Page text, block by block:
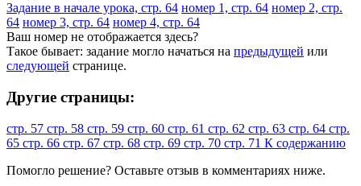
Задание в начале урока, стр. 64 номер 1, стр. 64 номер 2, стр.
64 номер 3, стр. 64 номер 4, стр. 64
Ваш номер не отображается здесь?
Такое бывает: задание могло начаться на предыдущей или
следующей странице.
Другие страницы:
стр. 57 стр. 58 стр. 59 стр. 60 стр. 61 стр. 62 стр. 63 стр. 64 стр.
65 стр. 66 стр. 67 стр. 68 стр. 69 стр. 70 стр. 71 К содержанию
Помогло решение? Оставьте отзыв в комментариях ниже.